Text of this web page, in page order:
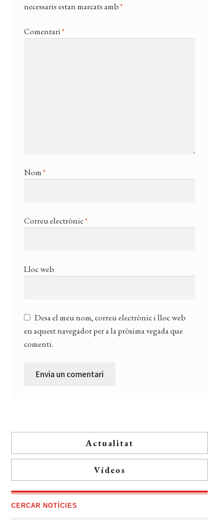
necessaris estan marcats amb*
Comentari*
Nom*
Correu electrònic*
Lloc web
Desa el meu nom, correu electrònic i lloc web
en aquest navegador per a la pròxima vegada que
comenti.
Actualitat
Vídeos
CERCAR NOTÍCIES